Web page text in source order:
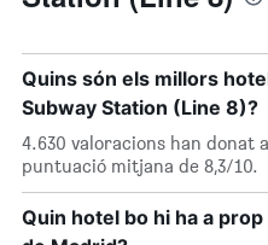
Quins són els millors
Subway Station (Line 8)?
4.630 valoracions han donat
puntuació mitjana de 8,3/10.
Quin hotel bo hi ha a